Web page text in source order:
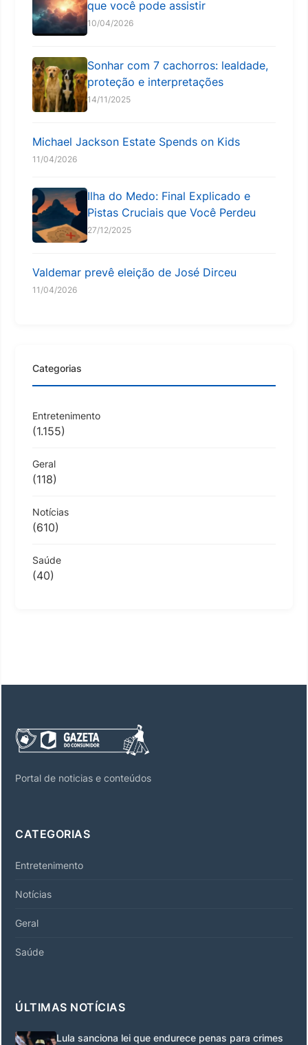
que você pode assistir
10/04/2026
Sonhar com 7 cachorros: lealdade,
proteção e interpretações
14/11/2025
Michael Jackson Estate Spends on Kids
11/04/2026
Ilha do Medo: Final Explicado e
Pistas Cruciais que Você Perdeu
27/12/2025
Valdemar prevê eleição de José Dirceu
11/04/2026
Categorias
Entretenimento
(1.155)
Geral
(118)
Notícias
(610)
Saúde
(40)
Portal de noticias e conteúdos
CATEGORIAS
Entretenimento
Notícias
Geral
Saúde
ÚLTIMAS NOTÍCIAS
Lula sanciona lei que endurece penas para crimes